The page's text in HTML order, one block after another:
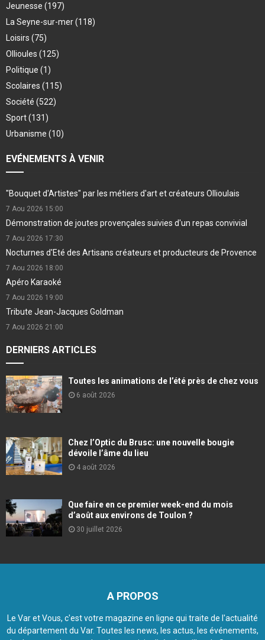
Jeunesse (197)
La Seyne-sur-mer(118)
Loisirs (75)
Ollioules (125)
Politique (1)
Scolaires (115)
Société (522)
Sport(131)
Urbanisme (10)
EVÉNEMENTS À VENIR
"Bouquet d'Artistes" par les métiers d'art et créateurs Ollioulais
7 Aou 2026 15:00
Démonstration de joutes provençales suivies d'un repas convivial
7 Aou 2026 17:30
Nocturnes d'Eté des Artisans créateurs et producteurs de Provence
7 Aou 2026 18:00
Apéro Karaoké
7 Aou 2026 19:00
Tribute Jean-Jacques Goldman
7 Aou 2026 21:00
DERNIERS ARTICLES
Toutes les animations de l’été près de chez vous
6 août 2026
Chez l’Optic du Brusc: une nouvelle bougie
dévoile l’âme du lieu
4 août 2026
Que faire en ce premier week-end du mois
d’août aux environs de Toulon ?
30 juillet 2026
A PROPOS
Le Var et Vous, c'est votre magazine en ligne qui traite de l'actualité
du département du Var. Toutes les news, les actus, les événements,